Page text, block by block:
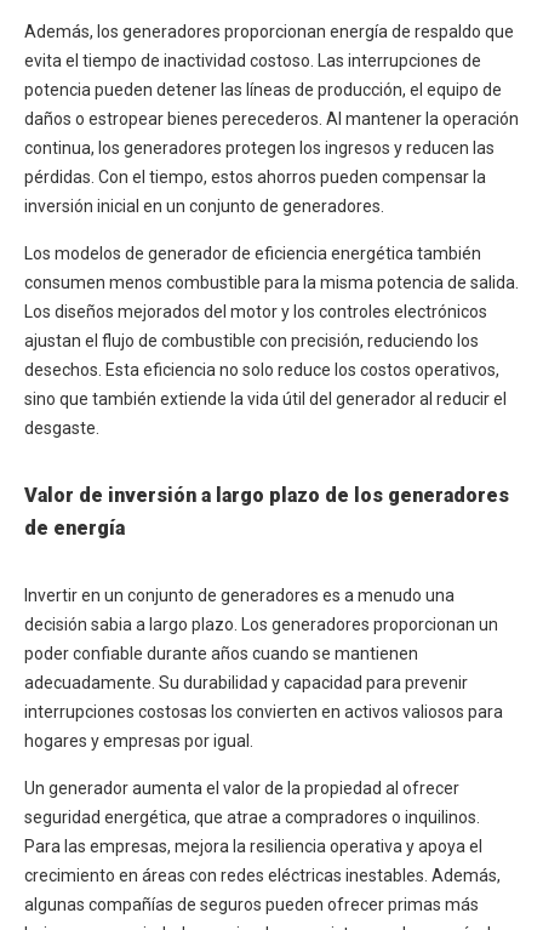
Además, los generadores proporcionan energía de respaldo que
evita el tiempo de inactividad costoso. Las interrupciones de
potencia pueden detener las líneas de producción, el equipo de
daños o estropear bienes perecederos. Al mantener la operación
continua, los generadores protegen los ingresos y reducen las
pérdidas. Con el tiempo, estos ahorros pueden compensar la
inversión inicial en un conjunto de generadores.
Los modelos de generador de eficiencia energética también
consumen menos combustible para la misma potencia de salida.
Los diseños mejorados del motor y los controles electrónicos
ajustan el flujo de combustible con precisión, reduciendo los
desechos. Esta eficiencia no solo reduce los costos operativos,
sino que también extiende la vida útil del generador al reducir el
desgaste.
Valor de inversión a largo plazo de los generadores
de energía
Invertir en un conjunto de generadores es a menudo una
decisión sabia a largo plazo. Los generadores proporcionan un
poder confiable durante años cuando se mantienen
adecuadamente. Su durabilidad y capacidad para prevenir
interrupciones costosas los convierten en activos valiosos para
hogares y empresas por igual.
Un generador aumenta el valor de la propiedad al ofrecer
seguridad energética, que atrae a compradores o inquilinos.
Para las empresas, mejora la resiliencia operativa y apoya el
crecimiento en áreas con redes eléctricas inestables. Además,
algunas compañías de seguros pueden ofrecer primas más